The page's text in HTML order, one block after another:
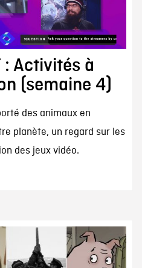
: Activités à
(semaine 4)
des animaux en
planète, un regard sur les
des jeux vidéo.